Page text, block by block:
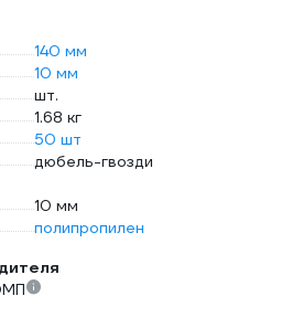
140 мм
10 мм
шт.
1.68 кг
50 шт
дюбель-гвозди
10 мм
полипропилен